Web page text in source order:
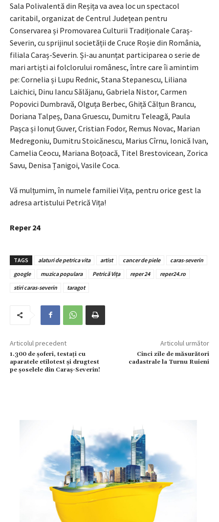
Sala Polivalentă din Reșița va avea loc un spectacol
caritabil, organizat de Centrul Județean pentru
Conservarea și Promovarea Culturii Tradiționale Caraș-
Severin, cu sprijinul societății de Cruce Roșie din România,
filiala Caraș-Severin. Și-au anunțat participarea o serie de
mari artiști ai folclorului românesc, între care îi amintim
pe: Cornelia și Lupu Rednic, Stana Stepanescu, Liliana
Laichici, Dinu Iancu Sălăjanu, Gabriela Nistor, Carmen
Popovici Dumbravă, Olguța Berbec, Ghiță Călțun Brancu,
Doriana Talpeș, Dana Gruescu, Dumitru Teleagă, Paula
Pașca și Ionuț Guver, Cristian Fodor, Remus Novac, Marian
Medregoniu, Dumitru Stoicănescu, Marius Cîrnu, Ionică Ivan,
Camelia Ceocu, Mariana Boțoacă, Titel Brestovicean, Zorica
Savu, Denisa Țanigoi, Vasile Coca.
Vă mulțumim, în numele familiei Vița, pentru orice gest la
adresa artistului Petrică Vița!
Reper 24
TAGS alaturi de petrica vita artist cancer de piele
caras-severin
google
muzica populara Petrică Vița reper 24
reper24.ro
stiri caras-severin
taragot
Articolul precedent
1.300 de șoferi, testați cu
aparatele etilotest și drugtest
pe șoselele din Caraș-Severin!
Articolul următor
Cinci zile de măsurători
cadastrale la Turnu Ruieni